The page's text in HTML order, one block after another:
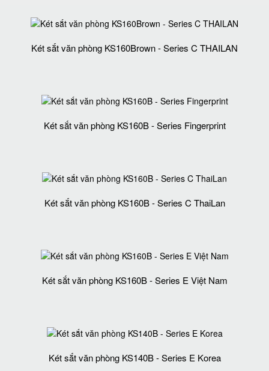
Két sắt văn phòng KS160Brown - Series C THAILAN
Két sắt văn phòng KS160B - Series Fingerprint
Két sắt văn phòng KS160B - Series C ThaiLan
Két sắt văn phòng KS160B - Series E Việt Nam
Két sắt văn phòng KS140B - Series E Korea